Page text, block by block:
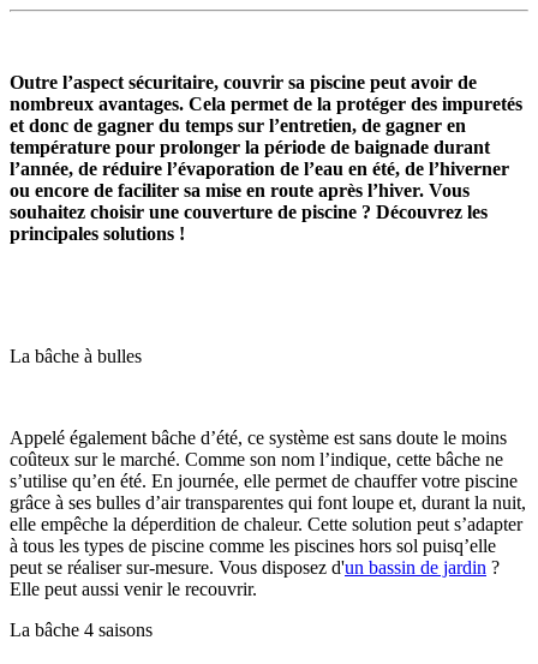
Outre l’aspect sécuritaire, couvrir sa piscine peut avoir de
nombreux avantages. Cela permet de la protéger des impuretés
et donc de gagner du temps sur l’entretien, de gagner en
température pour prolonger la période de baignade durant
l’année, de réduire l’évaporation de l’eau en été, de l’hiverner
ou encore de faciliter sa mise en route après l’hiver. Vous
souhaitez choisir une couverture de piscine ? Découvrez les
principales solutions !
La bâche à bulles
Appelé également bâche d’été, ce système est sans doute le moins
coûteux sur le marché. Comme son nom l’indique, cette bâche ne
s’utilise qu’en été. En journée, elle permet de chauffer votre piscine
grâce à ses bulles d’air transparentes qui font loupe et, durant la nuit,
elle empêche la déperdition de chaleur. Cette solution peut s’adapter
à tous les types de piscine comme les piscines hors sol puisq’elle
peut se réaliser sur-mesure. Vous disposez d'un bassin de jardin ?
Elle peut aussi venir le recouvrir.
La bâche 4 saisons